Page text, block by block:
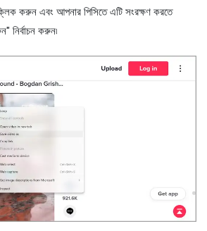
ক্লিক করুন এবং আপনার পিসিতে এটি সংরক্ষণ করতে
নির্বাচন করুন৷